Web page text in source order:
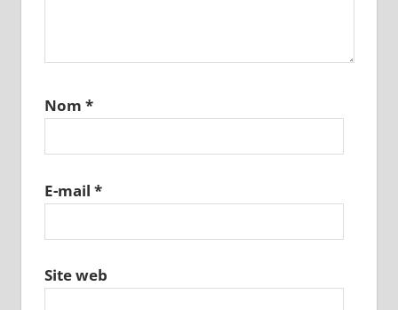
Nom *
E-mail *
Site web